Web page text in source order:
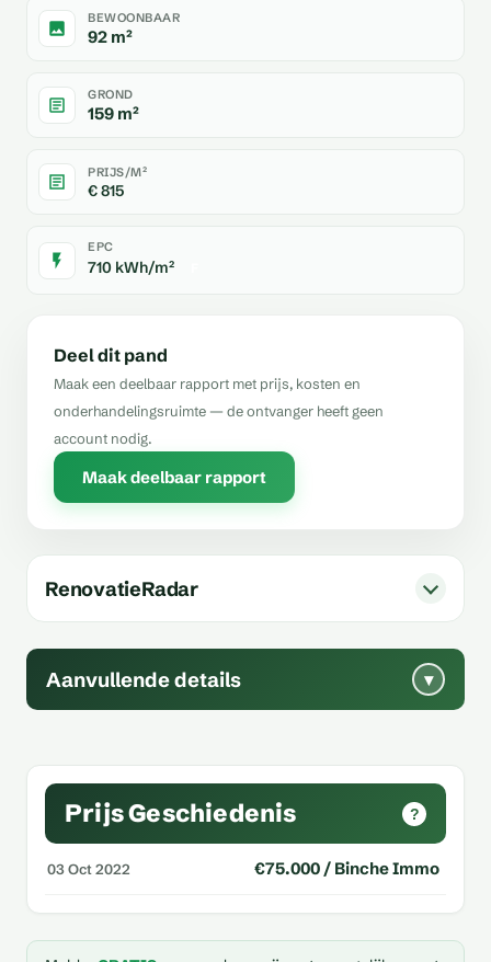
BEWOONBAAR
92 m²
GROND
159 m²
PRIJS/M²
€ 815
EPC
710 kWh/m²
Deel dit pand
Maak een deelbaar rapport met prijs, kosten en
onderhandelingsruimte — de ontvanger heeft geen
account nodig.
Maak deelbaar rapport
RenovatieRadar
Aanvullende details ▾
Prijs Geschiedenis ?
03 Oct 2022 €75.000 / Binche Immo